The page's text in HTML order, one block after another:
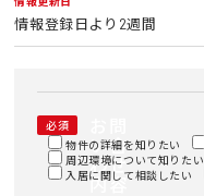
情報登録日より2週間
必須
い合
わせ
内容
物件の詳細を知りたい
周辺環境について知りたい
入居に関して相談したい